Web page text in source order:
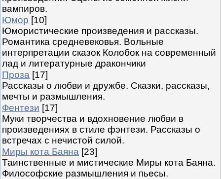
вампиров.
Юмор [10]
Юмористические произведения и рассказы.
Романтика средневековья. Вольные
интерпретации сказок Колобок на современный
лад и литературные дракончики
Проза [17]
Рассказы о любви и дружбе. Сказки, рассказы,
мечты и размышления.
Фентези [17]
Муки творчества и вдохновение любви в
произведениях в стиле фэнтези. Рассказы о
встречах с нечистой силой.
Миры кота Баяна [23]
Таинственные и мистические Миры кота Баяна.
Философские размышления и пьесы.